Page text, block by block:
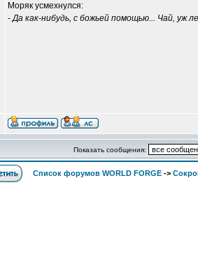
Моряк усмехнулся:
- Да как-нибудь, с божьей помощью... Чай, уж
Показать сообщения:
Список форумов WORLD FORGE ->